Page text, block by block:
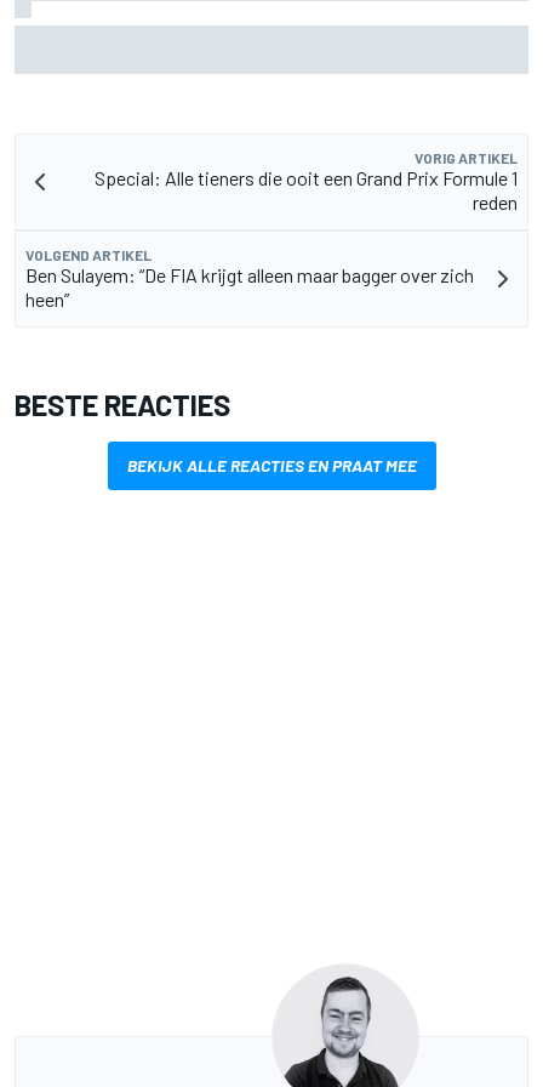
VORIG ARTIKEL
Special: Alle tieners die ooit een Grand Prix Formule 1
reden
VOLGEND ARTIKEL
Ben Sulayem: “De FIA krijgt alleen maar bagger over zich
heen”
BESTE REACTIES
BEKIJK ALLE REACTIES EN PRAAT MEE